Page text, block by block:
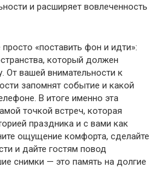
и расширяет вовлеченность
«поставить фон и идти»:
который должен
От вашей внимательности к
запомнят событие и какой
В итоге именно эта
точкой встреч, которая
праздника и с вами как
ощущение комфорта, сделайте
и дайте гостям повод
снимки — это память на долгие